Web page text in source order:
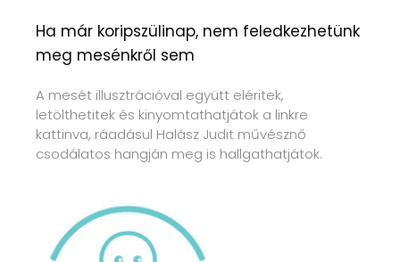
Ha már koripszülinap, nem feledkezhetünk
meg mesénkről sem
A mesét illusztrációval együtt eléritek,
letölthetitek és kinyomtathatjátok a linkre
kattinva, ráadásul Halász Judit művésznő
csodálatos hangján meg is hallgathatjátok.